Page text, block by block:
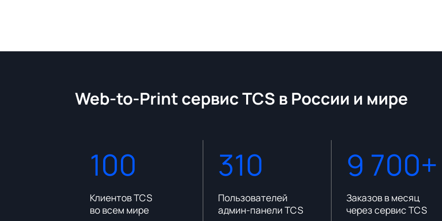
Web-to-Print сервис TCS в России и мире
100
Клиентов TCS
во всем мире
310
Пользователей
админ-панели TCS
9 700+
Заказов в месяц
через сервис TCS